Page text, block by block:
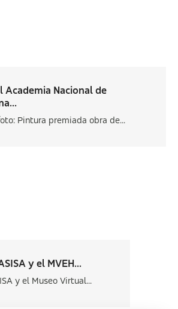
Academia Nacional de
Pintura premiada obra de...
y el MVEH...
y el Museo Virtual...